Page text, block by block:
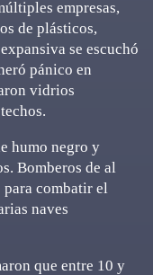
empresas,
de plásticos,
se escuchó
pánico en
vidrios
humo negro y
Bomberos de al
para combatir el
naves
que entre 10 y